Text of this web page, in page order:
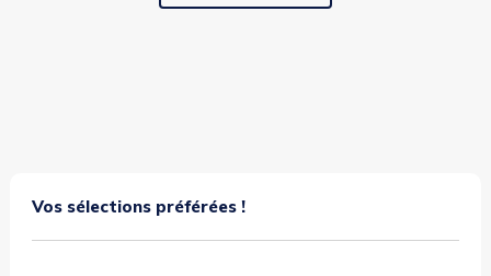
Vos sélections préférées !